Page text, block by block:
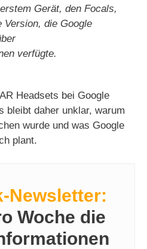
Gerät, den Focals,
Version, die Google
verfügte.
Headsets bei Google
bleibt daher unklar, warum
wurde und was Google
plant.
Newsletter:
Woche die